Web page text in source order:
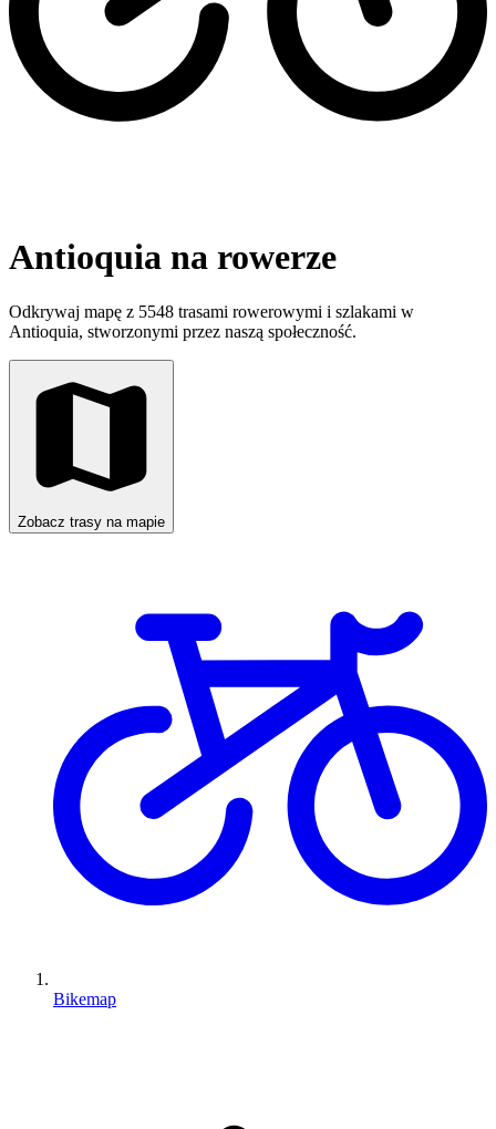
Antioquia na rowerze
Odkrywaj mapę z 5548 trasami rowerowymi i szlakami w
Antioquia, stworzonymi przez naszą społeczność.
Zobacz trasy na mapie
Bikemap